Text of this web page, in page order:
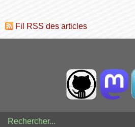
Fil RSS des articles